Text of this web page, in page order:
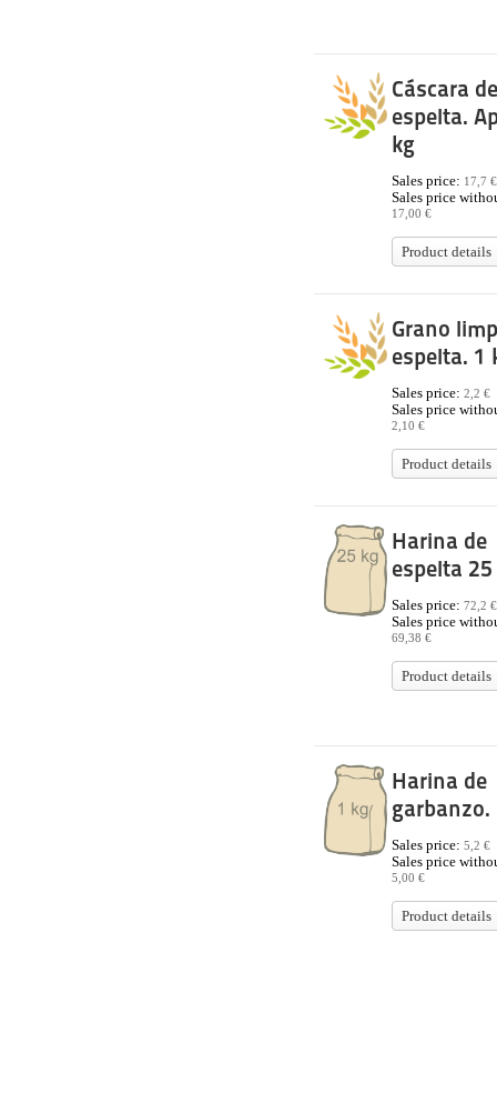
Cáscara de
espelta.
kg
Sales price: 17,7 €
Sales price
17,00 €
Product details
Grano
espelta. 1
Sales price: 2,2 €
Sales price
2,10 €
Product details
Harina de
espelta
Sales price: 72,2 €
Sales price
69,38 €
Product details
Harina de
garbanzo.
Sales price: 5,2 €
Sales price
5,00 €
Product details